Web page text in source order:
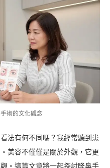
術的文化觀念
法有何不同嗎？我經常聽到患
美容不僅僅是關於外觀，它更
。這篇文章將一起探討隆鼻手